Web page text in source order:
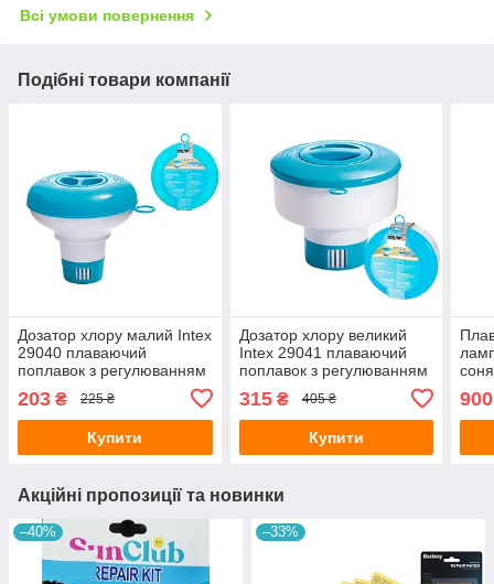
Всі умови повернення
Подібні товари компанії
Дозатор хлору малий Intex
29040 плаваючий
поплавок з регулюванням
203 ₴ 225 ₴
Купити
Дозатор хлору великий
Intex 29041 плаваючий
поплавок з регулюванням
315₴ 405 ₴
Купити
900
Акційні пропозиції та новинки
–40% –33%